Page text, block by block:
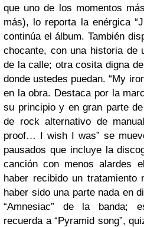
que uno de los momentos
más), lo reporta la enérgica
continúa el álbum. También
chocante, con una historia de
de la calle; otra cosita digna
donde ustedes puedan. “My
en la obra. Destaca por la
su principio y en gran parte
de rock alternativo de
proof… I wish I was” se
pausados que incluye la
canción con menos alardes
haber recibido un tratamiento
haber sido una parte nada en
“Amnesiac” de la banda;
recuerda a “Pyramid song”,